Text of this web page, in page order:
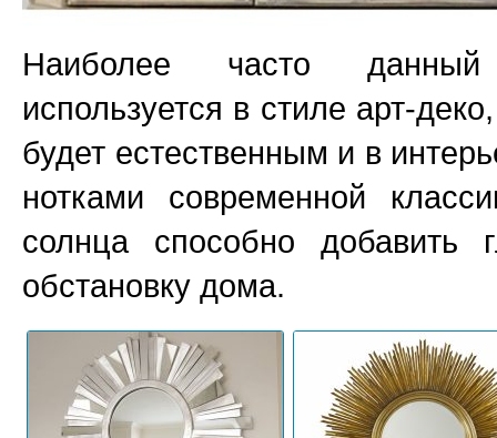
Наиболее часто
используется в стиле арт-
будет естественным и в
нотками современной
солнца способно добавить
обстановку дома.